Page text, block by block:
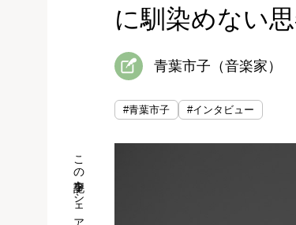
に馴染めない
青葉市子（音楽家）
#青葉市子 #インタビュー
この記事をシェア